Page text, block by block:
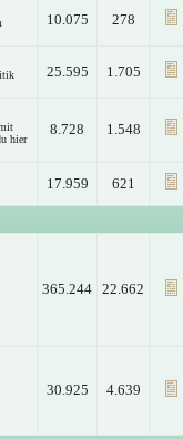
10.075 278
25.595 1.705
hier
8.728 1.548
17.959 621
365.244 22.662
30.925 4.639